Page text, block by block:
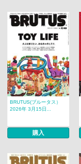
BRUTUS(ブルータス）
2026年 3月15日...
購入